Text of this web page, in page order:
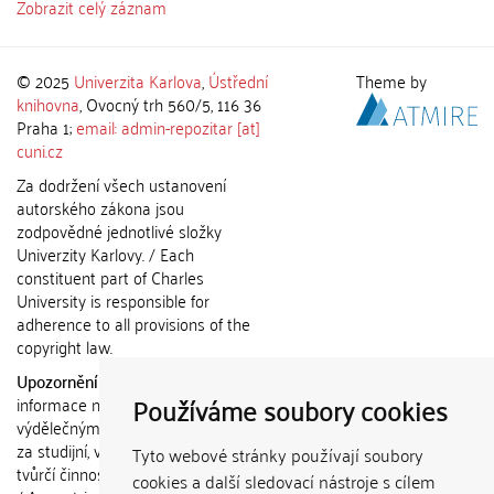
Používáme soubory cookies
Tyto webové stránky používají soubory
cookies a další sledovací nástroje s cílem
Zobrazit celý záznam
© 2025 Univerzita Karlova,Ústřední
knihovna, Ovocný trh 560/5, 116 36
Praha 1;email: admin-repozitar [at]
cuni.cz
Za dodržení všech ustanovení
autorského zákona jsou
zodpovědné jednotlivé složky
Univerzity Karlovy. / Each
constituent part of Charles
University is responsible for
adherence to all provisions of the
copyright law.
Upozornění / Notice:
informace nemohou být použity k
výdělečným účelům nebo vydávány
za studijní, vědeckou nebo jinou
tvůrčí činnost jiné osoby než autora.
Theme by